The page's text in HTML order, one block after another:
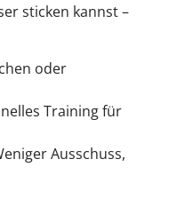
sticken kannst –
oder
Training für
Ausschuss,